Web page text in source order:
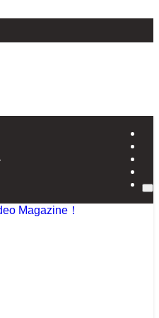
の最新情報を配信 | WakeSurf Video